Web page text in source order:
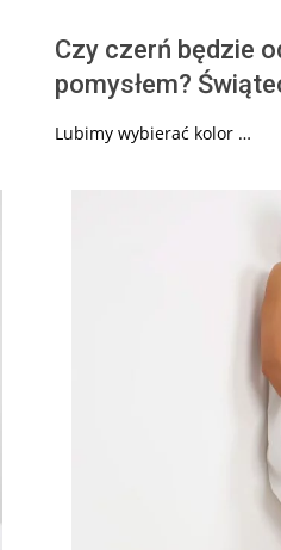
Czy czerń będzie
pomysłem?
Lubimy wybierać kolor …